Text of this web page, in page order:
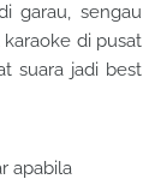
garau, sengau
di pusat
suara jadi best
apabila